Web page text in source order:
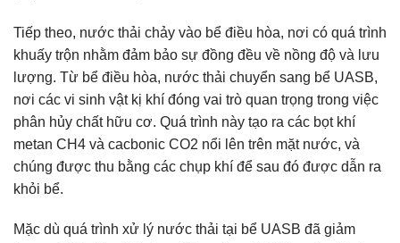
Tiếp theo, nước thải chảy vào bể điều hòa, nơi có quá trình
khuấy trộn nhằm đảm bảo sự đồng đều về nồng độ và lưu
lượng. Từ bể điều hòa, nước thải chuyển sang bể UASB,
nơi các vi sinh vật kị khí đóng vai trò quan trọng trong việc
phân hủy chất hữu cơ. Quá trình này tạo ra các bọt khí
metan CH4 và cacbonic CO2 nổi lên trên mặt nước, và
chúng được thu bằng các chụp khí để sau đó được dẫn ra
khỏi bể.
Mặc dù quá trình xử lý nước thải tại bể UASB đã giảm